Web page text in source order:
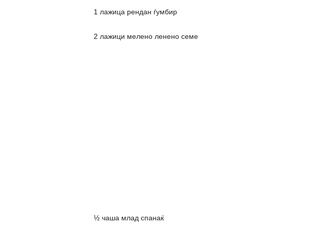
1 лажица рендан ѓумбир
2 лажици мелено ленено семе
½ чаша млад спанаќ